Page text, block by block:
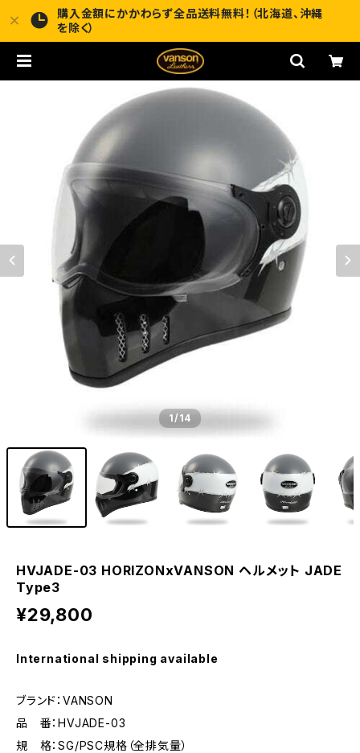
購入金額にかかわらず全品送料無料！（北海道、沖縄
を除く）
1/14
HVJADE-03 HORIZONxVANSON ヘルメット JADE
Type3
¥29,800
International shipping available
ブランド：VANSON
品 番：HVJADE-03
規 格：SG/PSC規格（全排気量）